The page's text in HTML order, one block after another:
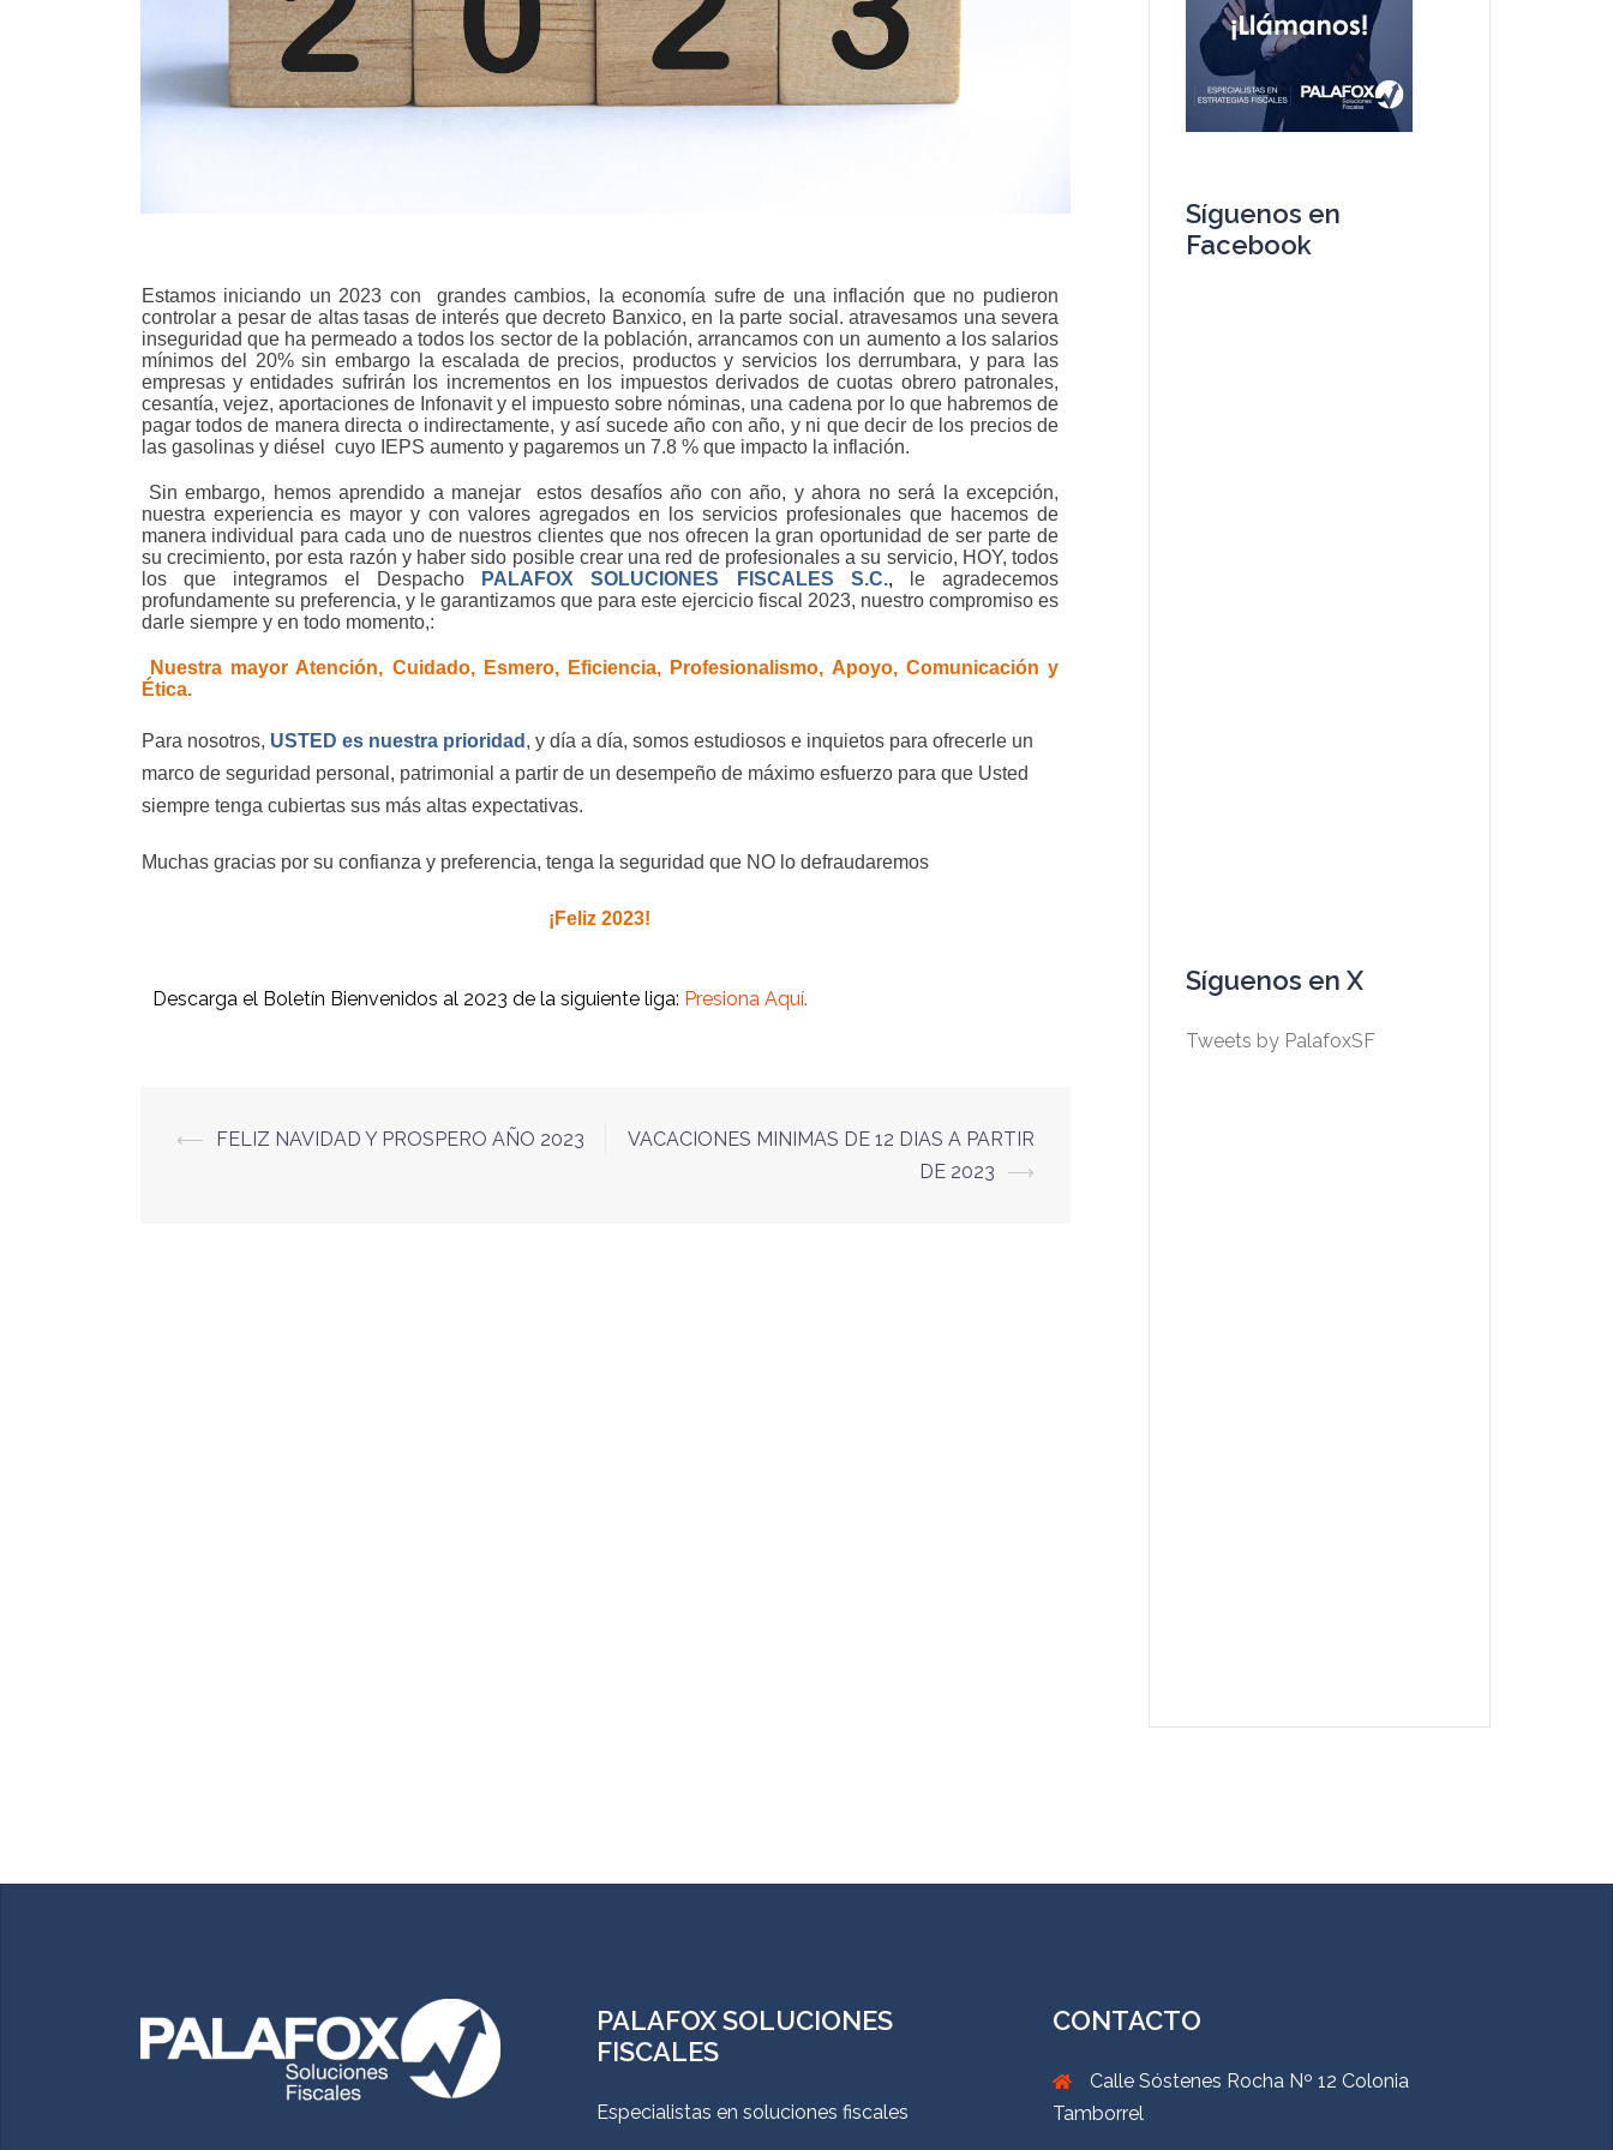
Estamos iniciando un 2023 con
grandes cambios, la economía sufre de una inflación que no pudieron
controlar a pesar de altas tasas de interés que decreto Banxico, en la parte social. atravesamos una severa
inseguridad que ha permeado a todos los sector de la población, arrancamos con un aumento a los salarios
mínimos del 20% sin embargo la escalada de precios, productos y servicios los derrumbara, y para las
empresas y entidades sufrirán los incrementos en los impuestos derivados de cuotas obrero patronales,
cesantía, vejez, aportaciones de Infonavit y el impuesto sobre nóminas, una cadena por lo que habremos de
pagar todos de manera directa o indirectamente, y así sucede año con año, y ni que decir de los precios de
las gasolinas y diésel
cuyo IEPS aumento y pagaremos un 7.8 % que impacto la inflación.
Sin embargo, hemos aprendido a manejar
estos desafíos año con año, y ahora no será la excepción,
nuestra experiencia es mayor y con valores agregados en los servicios profesionales que hacemos de
manera individual para cada uno de nuestros clientes que nos ofrecen la gran oportunidad de ser parte de
su crecimiento, por esta razón y haber sido posible crear una red de profesionales a su servicio, HOY, todos
los que integramos el Despacho
PALAFOX SOLUCIONES FISCALES S.C.,
le agradecemos
profundamente su preferencia, y le garantizamos que para este ejercicio fiscal 2023, nuestro compromiso es
darle siempre y en todo momento,:
Nuestra mayor Atención, Cuidado, Esmero, Eficiencia, Profesionalismo, Apoyo, Comunicación y
Ética.
Para nosotros, USTED es nuestra prioridad , y día a día, somos estudiosos e inquietos para ofrecerle un
marco de seguridad personal, patrimonial a partir de un desempeño de máximo esfuerzo para que Usted
siempre tenga cubiertas sus más altas expectativas.
Muchas gracias por su confianza y preferencia, tenga la seguridad que NO lo defraudaremos
¡Feliz 2023!
Descarga el Boletín Bienvenidos al 2023 de la siguiente liga: Presiona Aquí.
⟵ FELIZ NAVIDAD Y PROSPERO AÑO 2023
VACACIONES MINIMAS DE 12 DIAS A PARTIR
DE 2023
⟶
Síguenos en
Facebook
Síguenos en X
Tweets by PalafoxSF
PALAFOX SOLUCIONES
FISCALES
Especialistas en soluciones fiscales
CONTACTO
Calle Sóstenes Rocha Nº 12 Colonia
Tamborrel